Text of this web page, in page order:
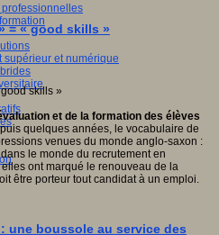
supérieur et numérique
= « good skills »
et de la formation des élèves
quelques années, le vocabulaire de
venues du monde anglo-saxon :
le monde du recrutement en
ont marqué le renouveau de la
être porteur tout candidat à un emploi.
une boussole au service des